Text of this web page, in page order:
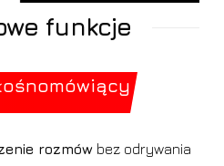
funkcje
rozmów bez odrywania